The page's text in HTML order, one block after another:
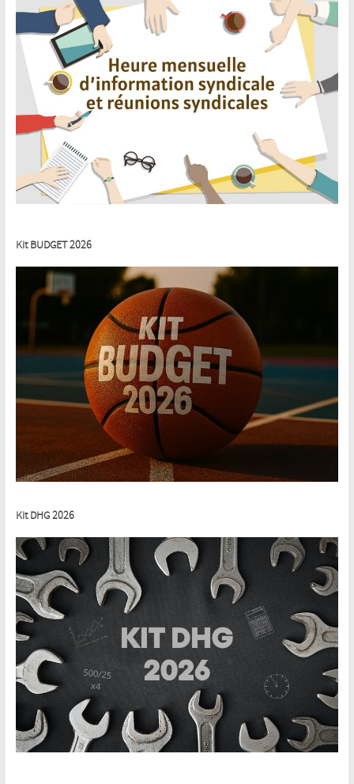
Kit BUDGET 2026
Kit DHG 2026